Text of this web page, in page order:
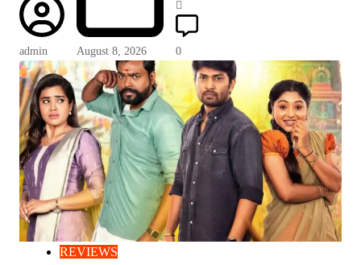
admin August 8, 2026 0
REVIEWS